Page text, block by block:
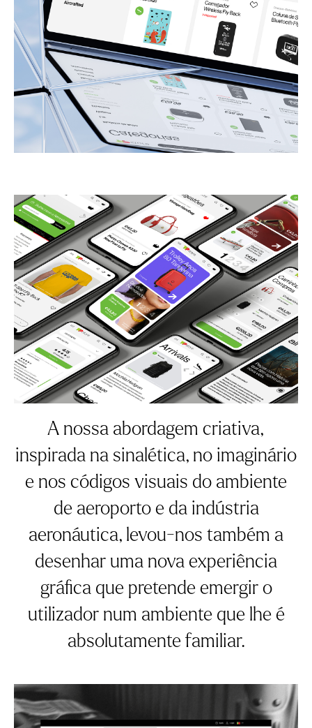
A nossa abordagem criativa,
inspirada na sinalética, no imaginário
e nos códigos visuais do ambiente
de aeroporto e da indústria
aeronáutica, levou-nos também a
desenhar uma nova experiência
gráfica que pretende emergir o
utilizador num ambiente que lhe é
absolutamente familiar.